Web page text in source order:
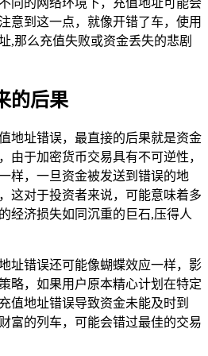
意到这一点，就像开错了车，使用
,那么充值失败或资金丢失的悲剧
的后果
地址错误，最直接的后果就是资金
由于加密货币交易具有不可逆性，
样，一旦资金被发送到错误的地
这对于投资者来说，可能意味着多
经济损失如同沉重的巨石,压得人
址错误还可能像蝴蝶效应一样，影
略，如果用户原本精心计划在特定
值地址错误导致资金未能及时到
富的列车，可能会错过最佳的交易